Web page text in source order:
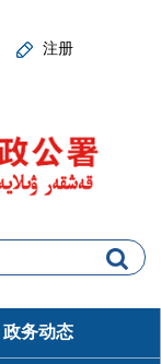
注册
政务动态